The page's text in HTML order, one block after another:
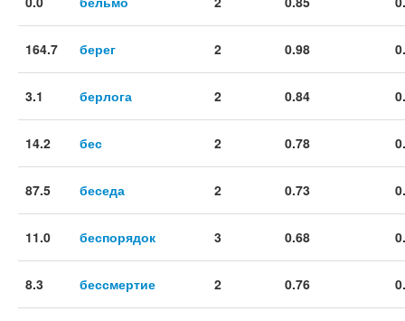
164.7 берег 2 0.98
3.1 берлога 2 0.84
14.2 бес 2 0.78
87.5 беседа 2 0.73
11.0 беспорядок 3 0.68
8.3 бессмертие 2 0.76